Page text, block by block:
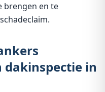
brengen en te
dakinspectie in